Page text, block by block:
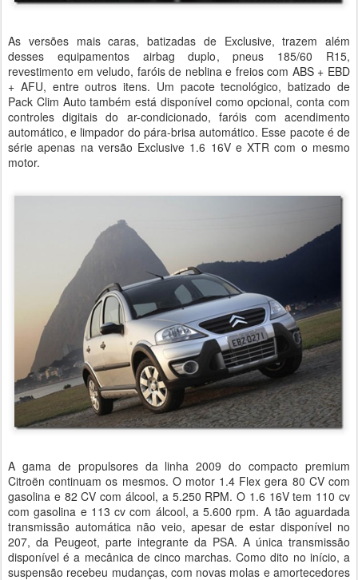
As versões mais caras, batizadas de Exclusive, trazem além
desses equipamentos airbag duplo, pneus 185/60 R15,
revestimento em veludo, faróis de neblina e freios com ABS + EBD
+ AFU, entre outros itens. Um pacote tecnológico, batizado de
Pack Clim Auto também está disponível como opcional, conta com
controles digitais do ar-condicionado, faróis com acendimento
automático, e limpador do pára-brisa automático. Esse pacote é de
série apenas na versão Exclusive 1.6 16V e XTR com o mesmo
motor.
A gama de propulsores da linha 2009 do compacto premium
Citroën continuam os mesmos. O motor 1.4 Flex gera 80 CV com
gasolina e 82 CV com álcool, a 5.250 RPM. O 1.6 16V tem 110 cv
com gasolina e 113 cv com álcool, a 5.600 rpm. A tão aguardada
transmissão automática não veio, apesar de estar disponível no
207, da Peugeot, parte integrante da PSA. A única transmissão
disponível é a mecânica de cinco marchas. Como dito no início, a
suspensão recebeu mudanças, com novas molas e amortecedores